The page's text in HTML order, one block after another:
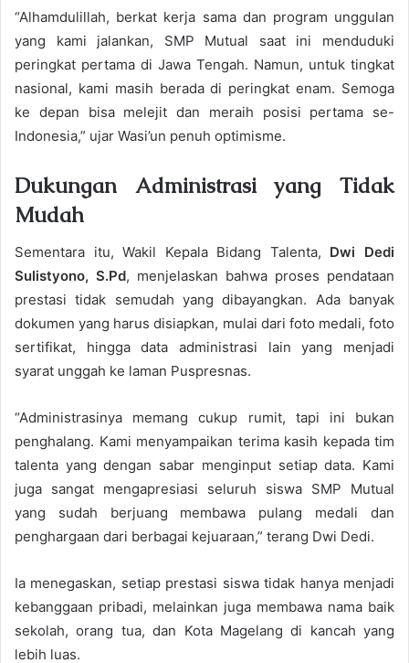
“Alhamdulillah, berkat kerja sama dan program unggulan
yang kami jalankan, SMP Mutual saat ini menduduki
peringkat pertama di Jawa Tengah. Namun, untuk tingkat
nasional, kami masih berada di peringkat enam. Semoga
ke depan bisa melejit dan meraih posisi pertama se-
Indonesia,” ujar Wasi’un penuh optimisme.
Dukungan Administrasi yang Tidak
Mudah
Sementara itu, Wakil Kepala Bidang Talenta, Dwi Dedi
Sulistyono, S.Pd, menjelaskan bahwa proses pendataan
prestasi tidak semudah yang dibayangkan. Ada banyak
dokumen yang harus disiapkan, mulai dari foto medali, foto
sertifikat, hingga data administrasi lain yang menjadi
syarat unggah ke laman Puspresnas.
“Administrasinya memang cukup rumit, tapi ini bukan
penghalang. Kami menyampaikan terima kasih kepada tim
talenta yang dengan sabar menginput setiap data. Kami
juga sangat mengapresiasi seluruh siswa SMP Mutual
yang sudah berjuang membawa pulang medali dan
penghargaan dari berbagai kejuaraan,” terang Dwi Dedi.
Ia menegaskan, setiap prestasi siswa tidak hanya menjadi
kebanggaan pribadi, melainkan juga membawa nama baik
sekolah, orang tua, dan Kota Magelang di kancah yang
lebih luas.